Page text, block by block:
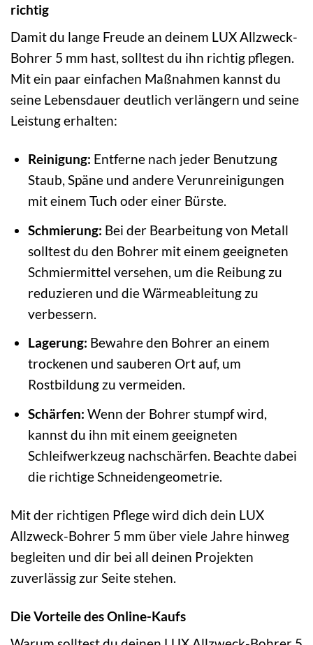
richtig
Damit du lange Freude an deinem LUX Allzweck-
Bohrer 5 mm hast, solltest du ihn richtig pflegen.
Mit ein paar einfachen Maßnahmen kannst du
seine Lebensdauer deutlich verlängern und seine
Leistung erhalten:
Reinigung: Entferne nach jeder Benutzung
Staub, Späne und andere Verunreinigungen
mit einem Tuch oder einer Bürste.
Schmierung: Bei der Bearbeitung von Metall
solltest du den Bohrer mit einem geeigneten
Schmiermittel versehen, um die Reibung zu
reduzieren und die Wärmeableitung zu
verbessern.
Lagerung: Bewahre den Bohrer an einem
trockenen und sauberen Ort auf, um
Rostbildung zu vermeiden.
Schärfen: Wenn der Bohrer stumpf wird,
kannst du ihn mit einem geeigneten
Schleifwerkzeug nachschärfen. Beachte dabei
die richtige Schneidengeometrie.
Mit der richtigen Pflege wird dich dein LUX
Allzweck-Bohrer 5 mm über viele Jahre hinweg
begleiten und dir bei all deinen Projekten
zuverlässig zur Seite stehen.
Die Vorteile des Online-Kaufs